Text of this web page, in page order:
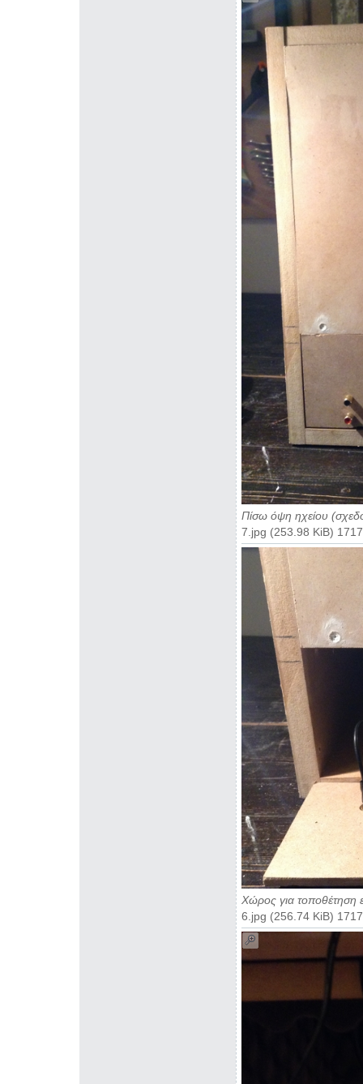
Πίσω όψη ηχείου
7.jpg (253.98 KiB)
Χώρος για τοποθέτηση
6.jpg (256.74 KiB)